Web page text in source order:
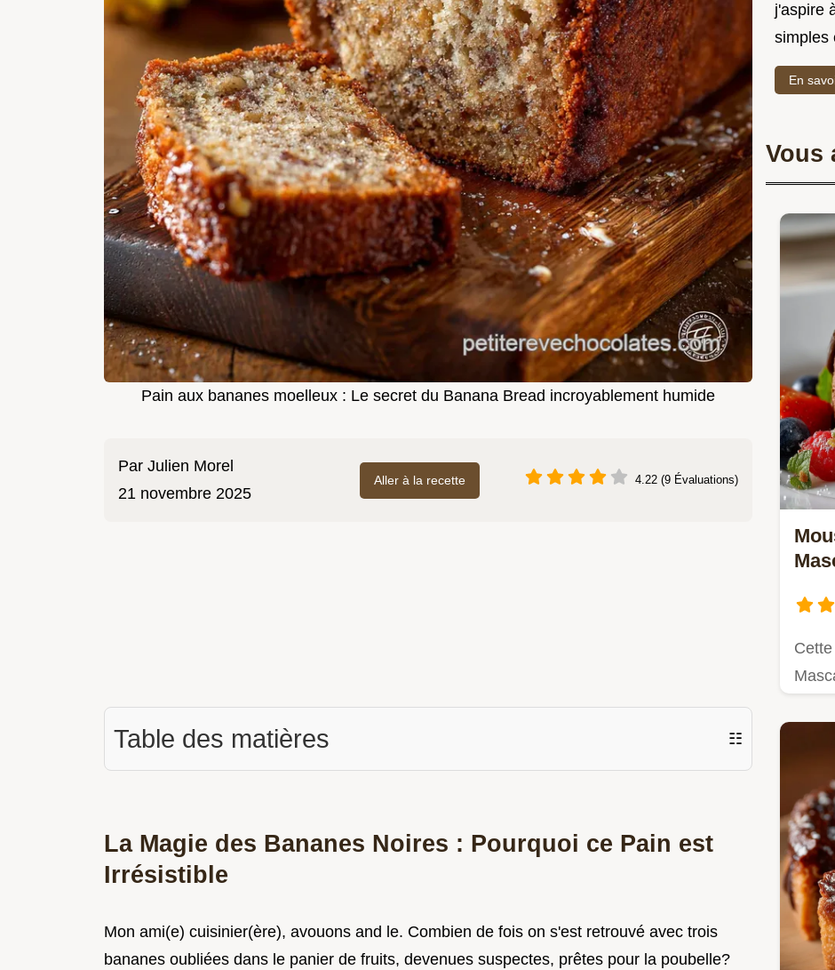
Pain aux bananes moelleux : Le secret du Banana Bread incroyablement humide
Par Julien Morel
21 novembre 2025
Aller à la recette 4.22 (9 Évaluations)
Table des matières ☷
La Magie des Bananes Noires : Pourquoi ce Pain est
Irrésistible
Mon ami(e) cuisinier(ère), avouons and le. Combien de fois on s'est retrouvé avec trois
bananes oubliées dans le panier de fruits, devenues suspectes, prêtes pour la poubelle?
j'aspire
simples
En
Vous